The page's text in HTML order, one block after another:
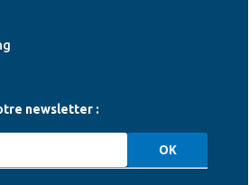
newsletter :